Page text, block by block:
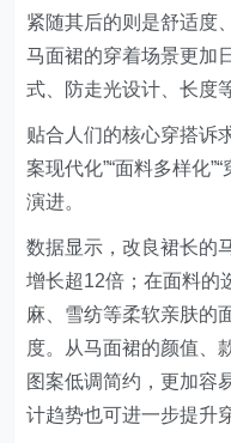
紧随其后的则是舒适度
马面裙的穿着场景更加
式、防走光设计、长度
贴合人们的核心穿搭诉
案现代化”“面料多样化
演进。
数据显示，改良裙长的
增长超12倍；在面料的
麻、雪纺等柔软亲肤的
度。从马面裙的颜值、
图案低调简约，更加容
计趋势也可进一步提升